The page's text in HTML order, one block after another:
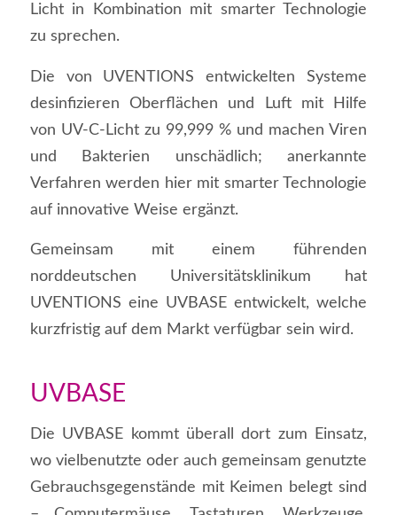
Licht in Kombination mit smarter Technologie
zu sprechen.
Die von UVENTIONS entwickelten Systeme
desinfizieren Oberflächen und Luft mit Hilfe
von UV-C-Licht zu 99,999 % und machen Viren
und Bakterien unschädlich; anerkannte
Verfahren werden hier mit smarter Technologie
auf innovative Weise ergänzt.
Gemeinsam mit einem führenden
norddeutschen Universitätsklinikum hat
UVENTIONS eine UVBASE entwickelt, welche
kurzfristig auf dem Markt verfügbar sein wird.
UVBASE
Die UVBASE kommt überall dort zum Einsatz,
wo vielbenutzte oder auch gemeinsam genutzte
Gebrauchsgegenstände mit Keimen belegt sind